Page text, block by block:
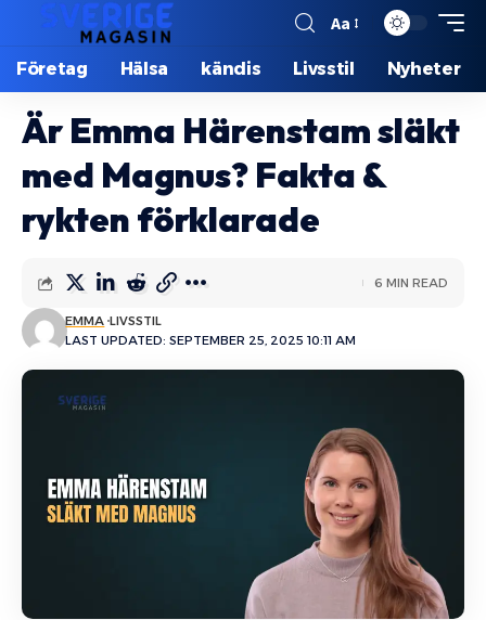
Aa
Företag Hälsa kändis Livsstil Nyheter
Är Emma Härenstam släkt
med Magnus? Fakta &
rykten förklarade
LAST UPDATED: SEPTEMBER 25, 2025 10:11 AM
EMMA LIVSSTIL
6 MIN READ